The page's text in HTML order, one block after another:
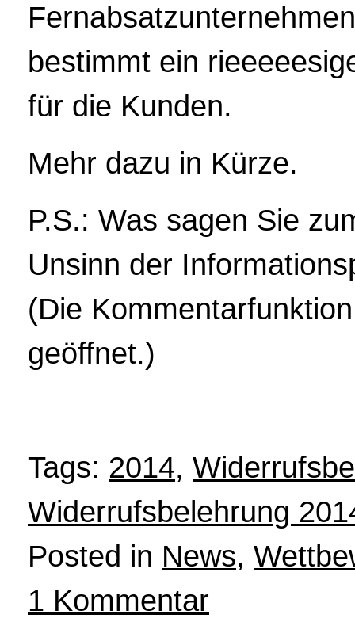
bestimmt ein
für die Kunden.
Mehr dazu in Kürze.
P.S.: Was sagen Sie
Unsinn der
(Die
geöffnet.)
Tags: 2014,
Widerrufsbelehrung
Posted in News,
1 Kommentar